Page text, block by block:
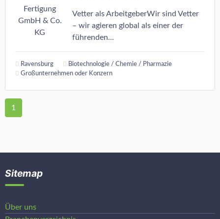
Vetter als ArbeitgeberWir sind Vetter
– wir agieren global als einer der
führenden...
Ravensburg
Biotechnologie / Chemie / Pharmazie
Großunternehmen oder Konzern
1
Sitemap
Über uns